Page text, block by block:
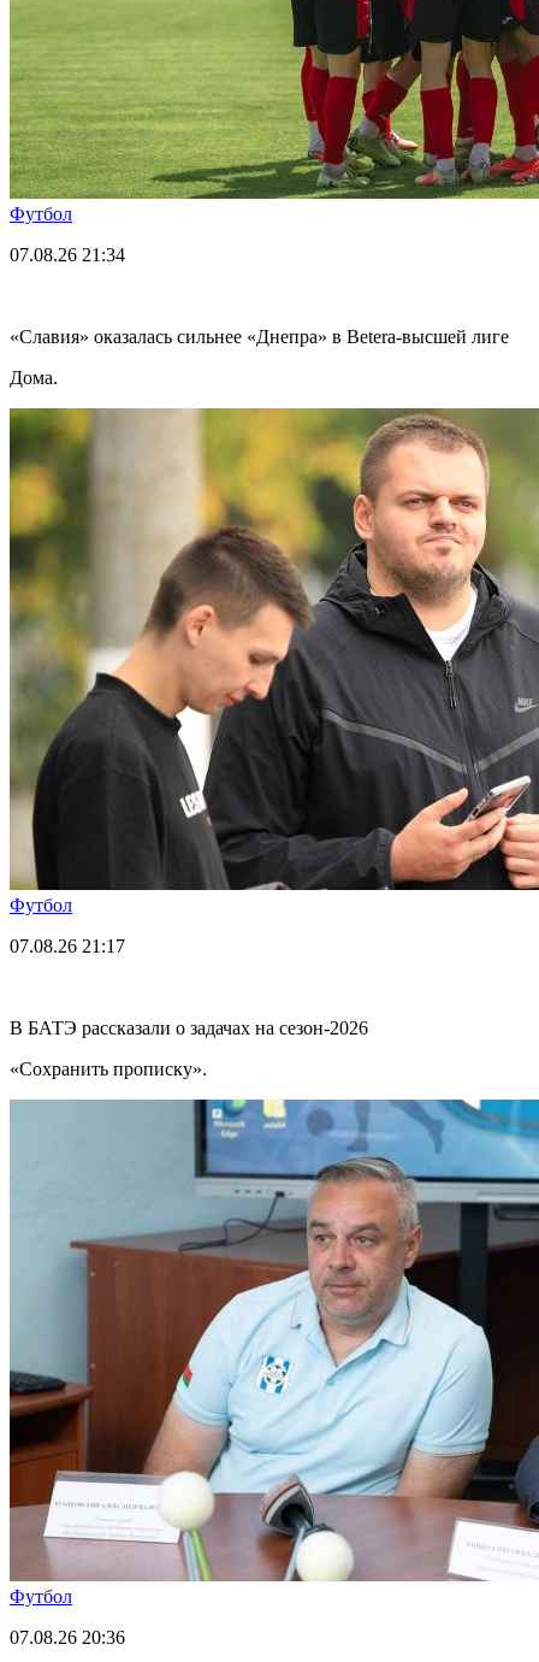
Футбол
07.08.26 21:34
«Славия» оказалась сильнее «Днепра» в Betera-высшей лиге
Дома.
Футбол
07.08.26 21:17
В БАТЭ рассказали о задачах на сезон-2026
«Сохранить прописку».
Футбол
07.08.26 20:36